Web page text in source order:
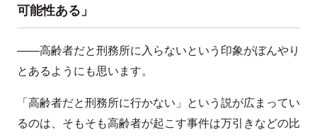
可能性ある」
——高齢者だと刑務所に入らないという印象がぼんやり
とあるようにも思います。
「高齢者だと刑務所に行かない」という説が広まってい
るのは、そもそも高齢者が起こす事件は万引きなどの比